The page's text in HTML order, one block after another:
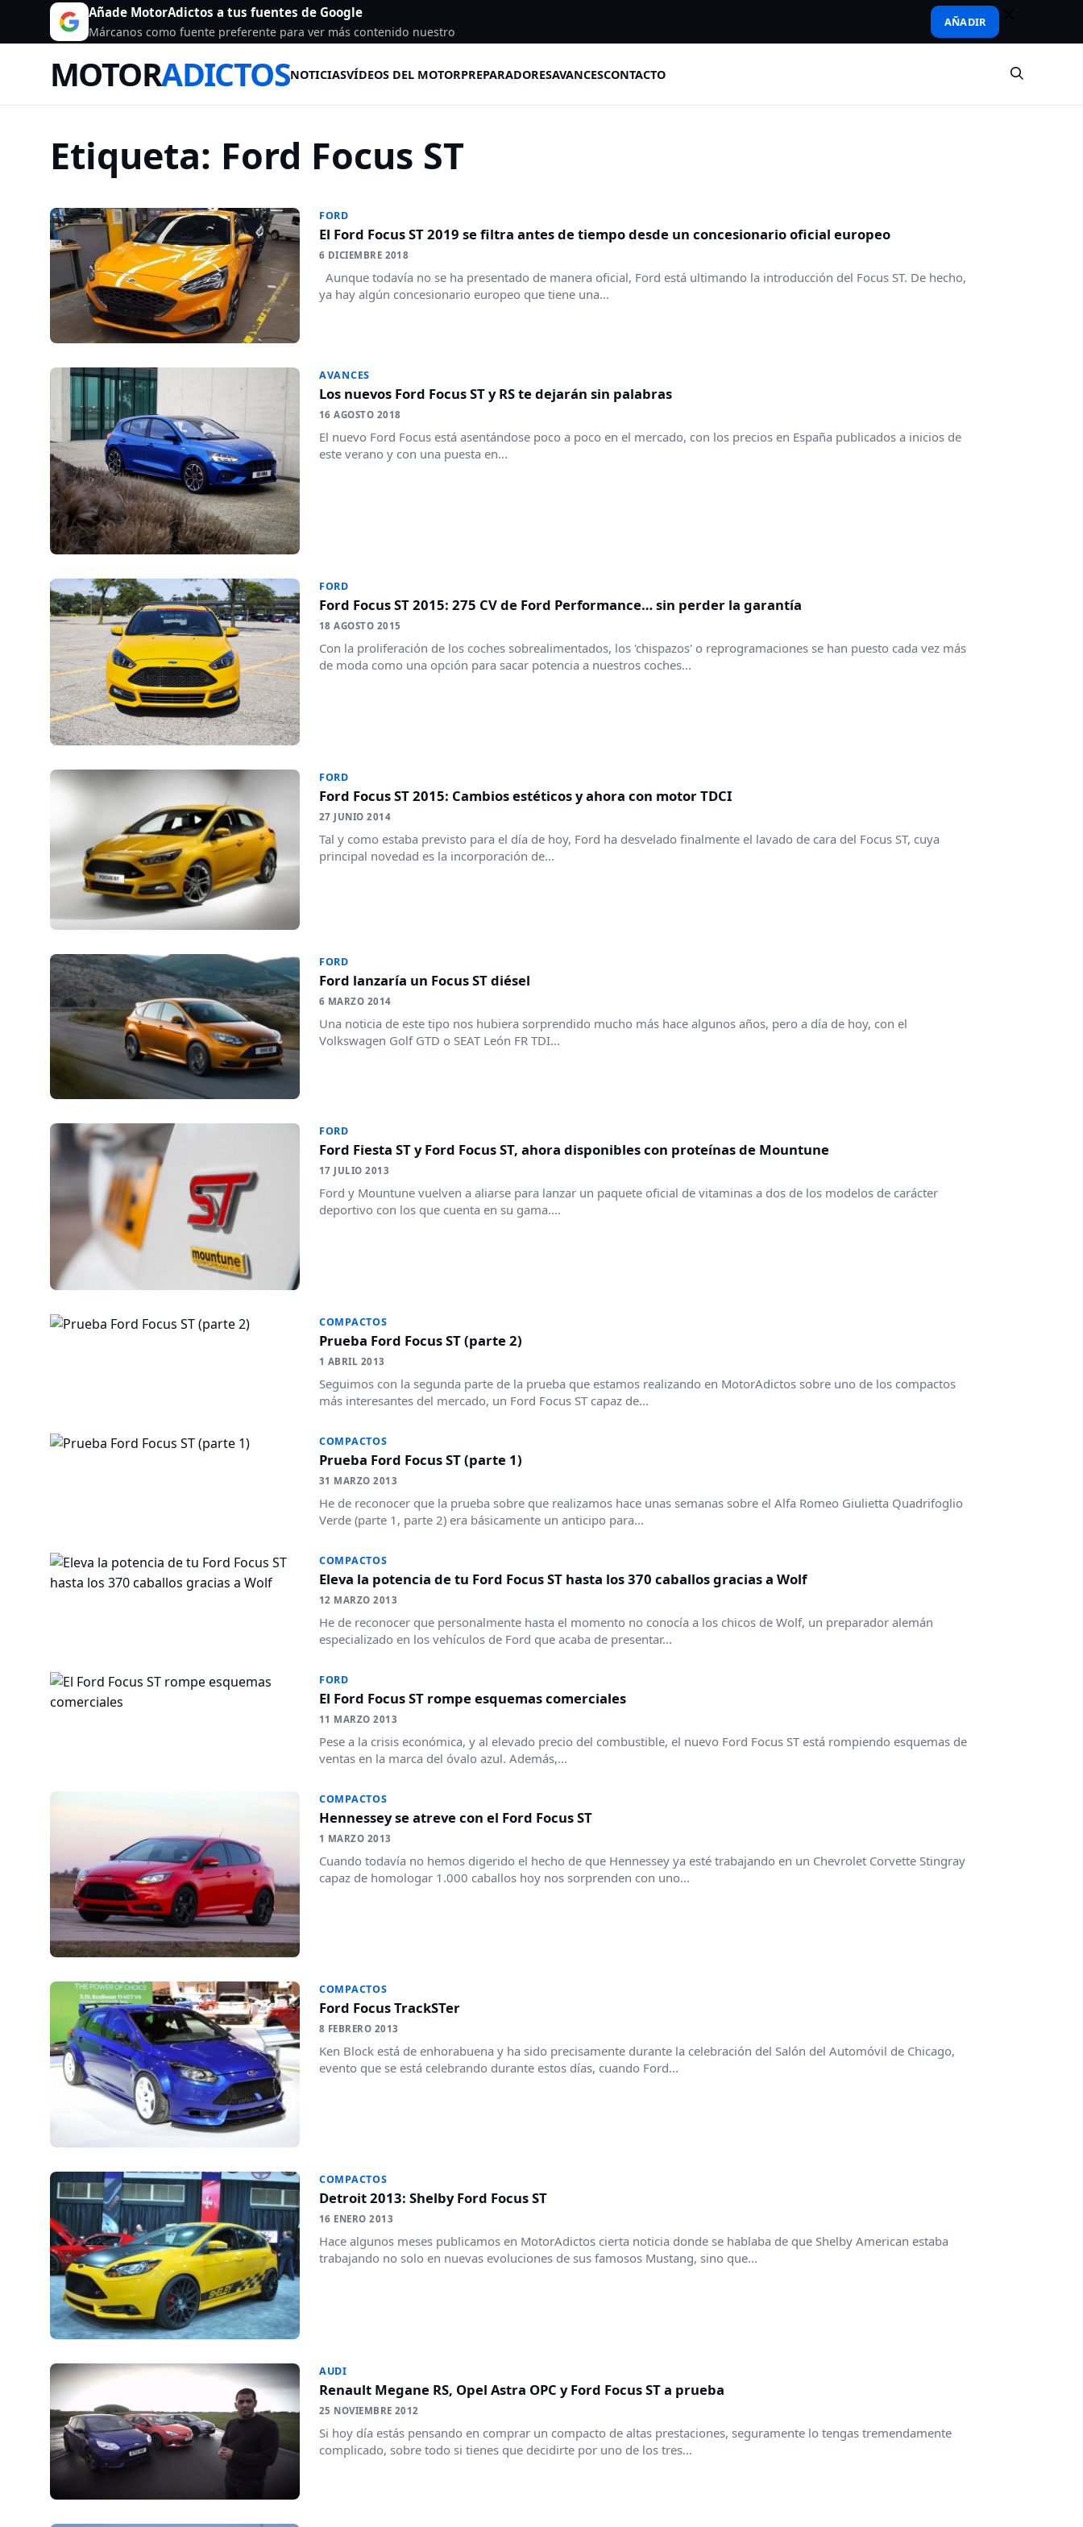
Añade MotorAdictos a tus fuentes de Google
Márcanos como fuente preferente para ver más contenido nuestro
AÑADIR
MOTORADICTOSNOTICIASVÍDEOS DEL MOTORPREPARADORESAVANCESCONTACTO
Etiqueta: Ford Focus ST
FORD
El Ford Focus ST 2019 se filtra antes de tiempo desde un concesionario oficial europeo
6 DICIEMBRE 2018
Aunque todavía no se ha presentado de manera oficial, Ford está ultimando la introducción del Focus ST. De hecho,
ya hay algún concesionario europeo que tiene una...
AVANCES
Los nuevos Ford Focus ST y RS te dejarán sin palabras
16 AGOSTO 2018
El nuevo Ford Focus está asentándose poco a poco en el mercado, con los precios en España publicados a inicios de
este verano y con una puesta en...
FORD
Ford Focus ST 2015: 275 CV de Ford Performance… sin perder la garantía
18 AGOSTO 2015
Con la proliferación de los coches sobrealimentados, los 'chispazos' o reprogramaciones se han puesto cada vez más
de moda como una opción para sacar potencia a nuestros coches...
FORD
Ford Focus ST 2015: Cambios estéticos y ahora con motor TDCI
27 JUNIO 2014
Tal y como estaba previsto para el día de hoy, Ford ha desvelado finalmente el lavado de cara del Focus ST, cuya
principal novedad es la incorporación de...
FORD
Ford lanzaría un Focus ST diésel
6 MARZO 2014
Una noticia de este tipo nos hubiera sorprendido mucho más hace algunos años, pero a día de hoy, con el
Volkswagen Golf GTD o SEAT León FR TDI...
FORD
Ford Fiesta ST y Ford Focus ST, ahora disponibles con proteínas de Mountune
17 JULIO 2013
Ford y Mountune vuelven a aliarse para lanzar un paquete oficial de vitaminas a dos de los modelos de carácter
deportivo con los que cuenta en su gama....
COMPACTOS
Prueba Ford Focus ST (parte 2)
1 ABRIL 2013
Seguimos con la segunda parte de la prueba que estamos realizando en MotorAdictos sobre uno de los compactos
más interesantes del mercado, un Ford Focus ST capaz de...
COMPACTOS
Prueba Ford Focus ST (parte 1)
31 MARZO 2013
He de reconocer que la prueba sobre que realizamos hace unas semanas sobre el Alfa Romeo Giulietta Quadrifoglio
Verde (parte 1, parte 2) era básicamente un anticipo para...
COMPACTOS
Eleva la potencia de tu Ford Focus ST hasta los 370 caballos gracias a Wolf
12 MARZO 2013
He de reconocer que personalmente hasta el momento no conocía a los chicos de Wolf, un preparador alemán
especializado en los vehículos de Ford que acaba de presentar...
FORD
El Ford Focus ST rompe esquemas comerciales
11 MARZO 2013
Pese a la crisis económica, y al elevado precio del combustible, el nuevo Ford Focus ST está rompiendo esquemas de
ventas en la marca del óvalo azul. Además,...
COMPACTOS
Hennessey se atreve con el Ford Focus ST
1 MARZO 2013
Cuando todavía no hemos digerido el hecho de que Hennessey ya esté trabajando en un Chevrolet Corvette Stingray
capaz de homologar 1.000 caballos hoy nos sorprenden con uno...
COMPACTOS
Ford Focus TrackSTer
8 FEBRERO 2013
Ken Block está de enhorabuena y ha sido precisamente durante la celebración del Salón del Automóvil de Chicago,
evento que se está celebrando durante estos días, cuando Ford...
COMPACTOS
Detroit 2013: Shelby Ford Focus ST
16 ENERO 2013
Hace algunos meses publicamos en MotorAdictos cierta noticia donde se hablaba de que Shelby American estaba
trabajando no solo en nuevas evoluciones de sus famosos Mustang, sino que...
AUDI
Renault Megane RS, Opel Astra OPC y Ford Focus ST a prueba
25 NOVIEMBRE 2012
Si hoy día estás pensando en comprar un compacto de altas prestaciones, seguramente lo tengas tremendamente
complicado, sobre todo si tienes que decidirte por uno de los tres...